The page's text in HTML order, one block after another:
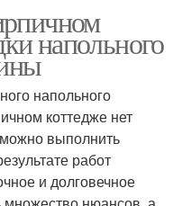
напольного
напольного
коттедже нет
выполнить
работ
и долговечное